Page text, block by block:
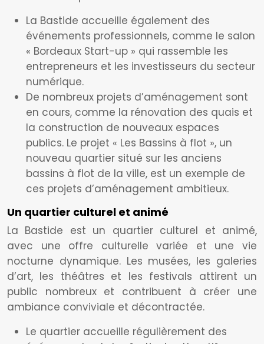
La Bastide accueille également des
événements professionnels, comme le salon
« Bordeaux Start-up » qui rassemble les
entrepreneurs et les investisseurs du secteur
numérique.
De nombreux projets d’aménagement sont
en cours, comme la rénovation des quais et
la construction de nouveaux espaces
publics. Le projet « Les Bassins à flot », un
nouveau quartier situé sur les anciens
bassins à flot de la ville, est un exemple de
ces projets d’aménagement ambitieux.
Un quartier culturel et animé
La Bastide est un quartier culturel et animé,
avec une offre culturelle variée et une vie
nocturne dynamique. Les musées, les galeries
d’art, les théâtres et les festivals attirent un
public nombreux et contribuent à créer une
ambiance conviviale et décontractée.
Le quartier accueille régulièrement des